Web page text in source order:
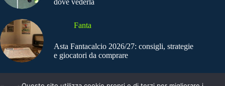
dove vederla
Fanta
Asta Fantacalcio 2026/27: consigli, strategie
e giocatori da comprare